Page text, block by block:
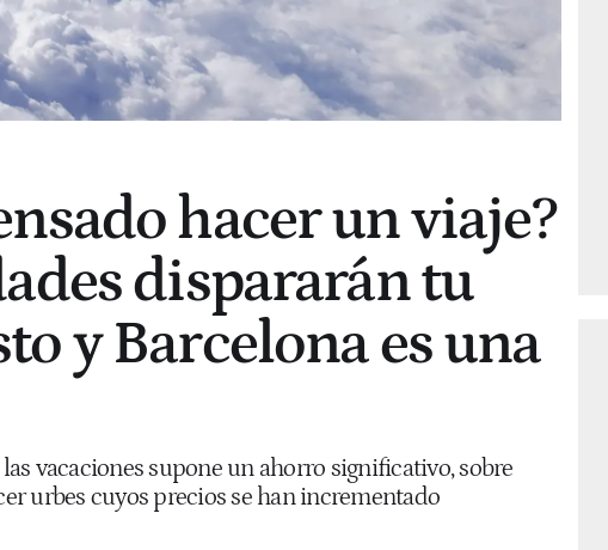
hacer un viaje?
dispararán tu
y Barcelona es una
vacaciones supone un ahorro significativo, sobre
urbes cuyos precios se han incrementado